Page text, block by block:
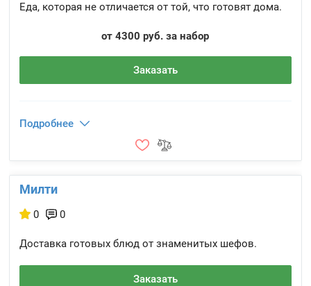
Еда, которая не отличается от той, что готовят дома.
от 4300 руб. за набор
Заказать
Подробнее
Милти
0 0
Доставка готовых блюд от знаменитых шефов.
Заказать